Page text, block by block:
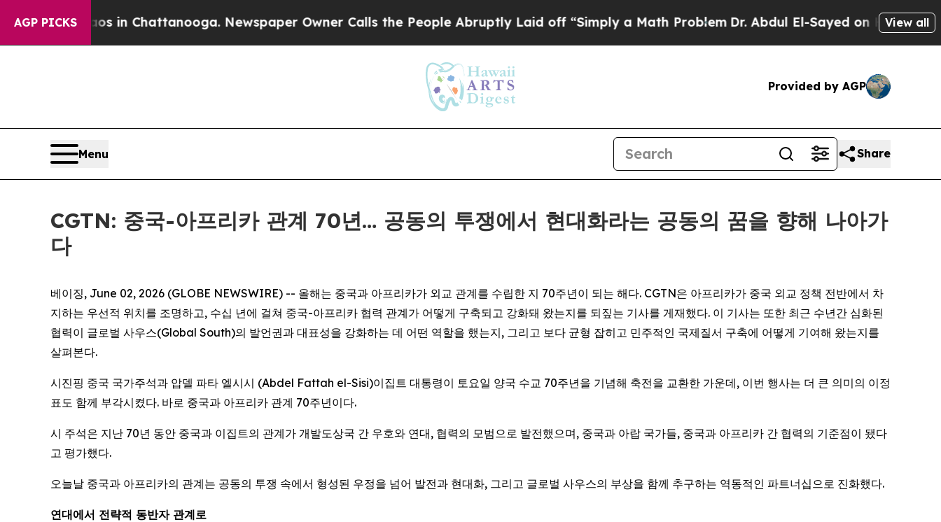
AGP PICKS
Chaos in Chattanooga. Newspaper Owner Calls the People Abruptly Laid off “Simply a Math Problem Dr. Abdul El-Sayed on Historic Michigan
View all
Provided by AGP
Menu Share
CGTN: 중국-아프리카 관계 70년… 공동의 투쟁에서 현대화라는 공동의 꿈을 향해 나아가
다
베이징, June 02, 2026 (GLOBE NEWSWIRE) -- 올해는 중국과 아프리카가 외교 관계를 수립한 지 70주년이 되는 해다. CGTN은 아프리카가 중국 외교 정책 전반에서 차
지하는 우선적 위치를 조명하고, 수십 년에 걸쳐 중국-아프리카 협력 관계가 어떻게 구축되고 강화돼 왔는지를 되짚는 기사를 게재했다. 이 기사는 또한 최근 수년간 심화된
협력이 글로벌 사우스(Global South)의 발언권과 대표성을 강화하는 데 어떤 역할을 했는지, 그리고 보다 균형 잡히고 민주적인 국제질서 구축에 어떻게 기여해 왔는지를
살펴본다.
시진핑 중국 국가주석과 압델 파타 엘시시 (Abdel Fattah el-Sisi)이집트 대통령이 토요일 양국 수교 70주년을 기념해 축전을 교환한 가운데, 이번 행사는 더 큰 의미의 이정
표도 함께 부각시켰다. 바로 중국과 아프리카 관계 70주년이다.
시 주석은 지난 70년 동안 중국과 이집트의 관계가 개발도상국 간 우호와 연대, 협력의 모범으로 발전했으며, 중국과 아랍 국가들, 중국과 아프리카 간 협력의 기준점이 됐다
고 평가했다.
오늘날 중국과 아프리카의 관계는 공동의 투쟁 속에서 형성된 우정을 넘어 발전과 현대화, 그리고 글로벌 사우스의 부상을 함께 추구하는 역동적인 파트너십으로 진화했다.
연대에서 전략적 동반자 관계로